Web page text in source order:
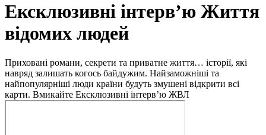
Ексклюзивні інтерв’ю Життя
відомих людей
Приховані романи, секрети та приватне життя… історії, які
навряд залишать когось байдужим. Найзаможніші та
найпопулярніші люди країни будуть змушені відкрити всі
карти. Вмикайте Ексклюзивні інтерв’ю ЖВЛ